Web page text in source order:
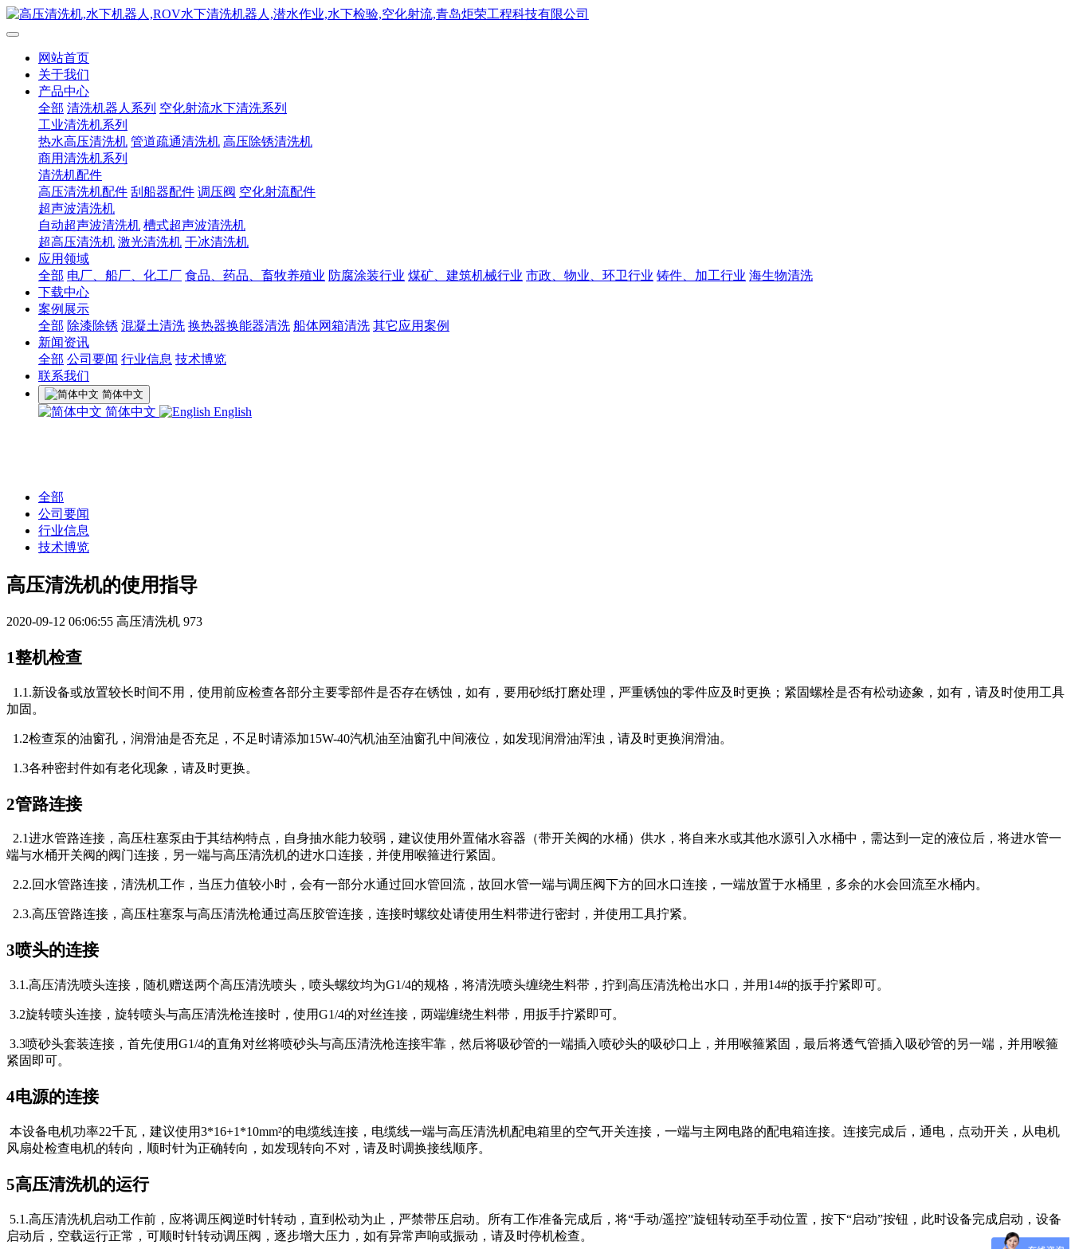
网站首页
关于我们
产品中心
全部 清洗机器人系列 空化射流水下清洗系列
工业清洗机系列
热水高压清洗机 管道疏通清洗机 高压除锈清洗机
商用清洗机系列
清洗机配件
高压清洗机配件 刮船器配件 调压阀 空化射流配件
超声波清洗机
自动超声波清洗机 槽式超声波清洗机
超高压清洗机 激光清洗机 干冰清洗机
应用领域
全部 电厂、船厂、化工厂 食品、药品、畜牧养殖业 防腐涂装行业 煤矿、建筑机械行业 市政、物业、环卫行业 铸件、加工行业 海生物清洗
下载中心
案例展示
全部 除漆除锈 混凝土清洗 换热器换能器清洗 船体网箱清洗 其它应用案例
新闻资讯
全部 公司要闻 行业信息 技术博览
联系我们
简体中文
简体中文 English
全部
公司要闻
行业信息
技术博览
高压清洗机的使用指导
2020-09-12 06:06:55 高压清洗机 973
1整机检查
1.1.新设备或放置较长时间不用，使用前应检查各部分主要零部件是否存在锈蚀，如有，要用砂纸打磨处理，严重锈蚀的零件应及时更换；紧固螺栓是否有松动迹象，如有，请及时使用工具
加固。
1.2检查泵的油窗孔，润滑油是否充足，不足时请添加15W-40汽机油至油窗孔中间液位，如发现润滑油浑浊，请及时更换润滑油。
1.3各种密封件如有老化现象，请及时更换。
2管路连接
2.1进水管路连接，高压柱塞泵由于其结构特点，自身抽水能力较弱，建议使用外置储水容器（带开关阀的水桶）供水，将自来水或其他水源引入水桶中，需达到一定的液位后，将进水管一
端与水桶开关阀的阀门连接，另一端与高压清洗机的进水口连接，并使用喉箍进行紧固。
2.2.回水管路连接，清洗机工作，当压力值较小时，会有一部分水通过回水管回流，故回水管一端与调压阀下方的回水口连接，一端放置于水桶里，多余的水会回流至水桶内。
2.3.高压管路连接，高压柱塞泵与高压清洗枪通过高压胶管连接，连接时螺纹处请使用生料带进行密封，并使用工具拧紧。
3喷头的连接
3.1.高压清洗喷头连接，随机赠送两个高压清洗喷头，喷头螺纹均为G1/4的规格，将清洗喷头缠绕生料带，拧到高压清洗枪出水口，并用14#的扳手拧紧即可。
3.2旋转喷头连接，旋转喷头与高压清洗枪连接时，使用G1/4的对丝连接，两端缠绕生料带，用扳手拧紧即可。
3.3喷砂头套装连接，首先使用G1/4的直角对丝将喷砂头与高压清洗枪连接牢靠，然后将吸砂管的一端插入喷砂头的吸砂口上，并用喉箍紧固，最后将透气管插入吸砂管的另一端，并用喉箍
紧固即可。
4电源的连接
本设备电机功率22千瓦，建议使用3*16+1*10mm²的电缆线连接，电缆线一端与高压清洗机配电箱里的空气开关连接，一端与主网电路的配电箱连接。连接完成后，通电，点动开关，从电机
风扇处检查电机的转向，顺时针为正确转向，如发现转向不对，请及时调换接线顺序。
5高压清洗机的运行
5.1.高压清洗机启动工作前，应将调压阀逆时针转动，直到松动为止，严禁带压启动。所有工作准备完成后，将“手动/遥控”旋钮转动至手动位置，按下“启动”按钮，此时设备完成启动，设备
启动后，空载运行正常，可顺时针转动调压阀，逐步增大压力，如有异常声响或振动，请及时停机检查。